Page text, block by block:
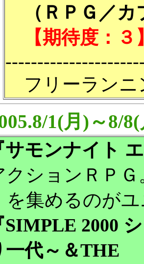
（ＲＰＧ／カ
【期待度：３
フリーランニ
1(月)～8/
サモンナイト
クションＲＰ
を集めるのが
SIMPLE 2000
一代～＆THE